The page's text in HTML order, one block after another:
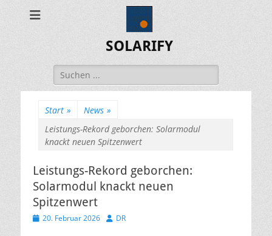
SOLARIFY
Suchen
nach:
Start » News »
Leistungs-Rekord geborchen: Solarmodul
knackt neuen Spitzenwert
Leistungs-Rekord geborchen:
Solarmodul knackt neuen
Spitzenwert
Veröffentlicht
20. Februar 2026 Autor
DR